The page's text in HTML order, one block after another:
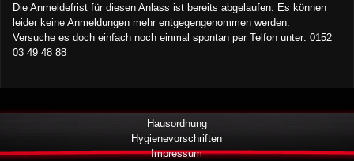
Die Anmeldefrist für diesen Anlass ist bereits abgelaufen. Es können
leider keine Anmeldungen mehr entgegengenommen werden.
Versuche es doch einfach noch einmal spontan per Telfon unter: 0152
03 49 48 88
Hausordnung
Hygienevorschriften
Impressum